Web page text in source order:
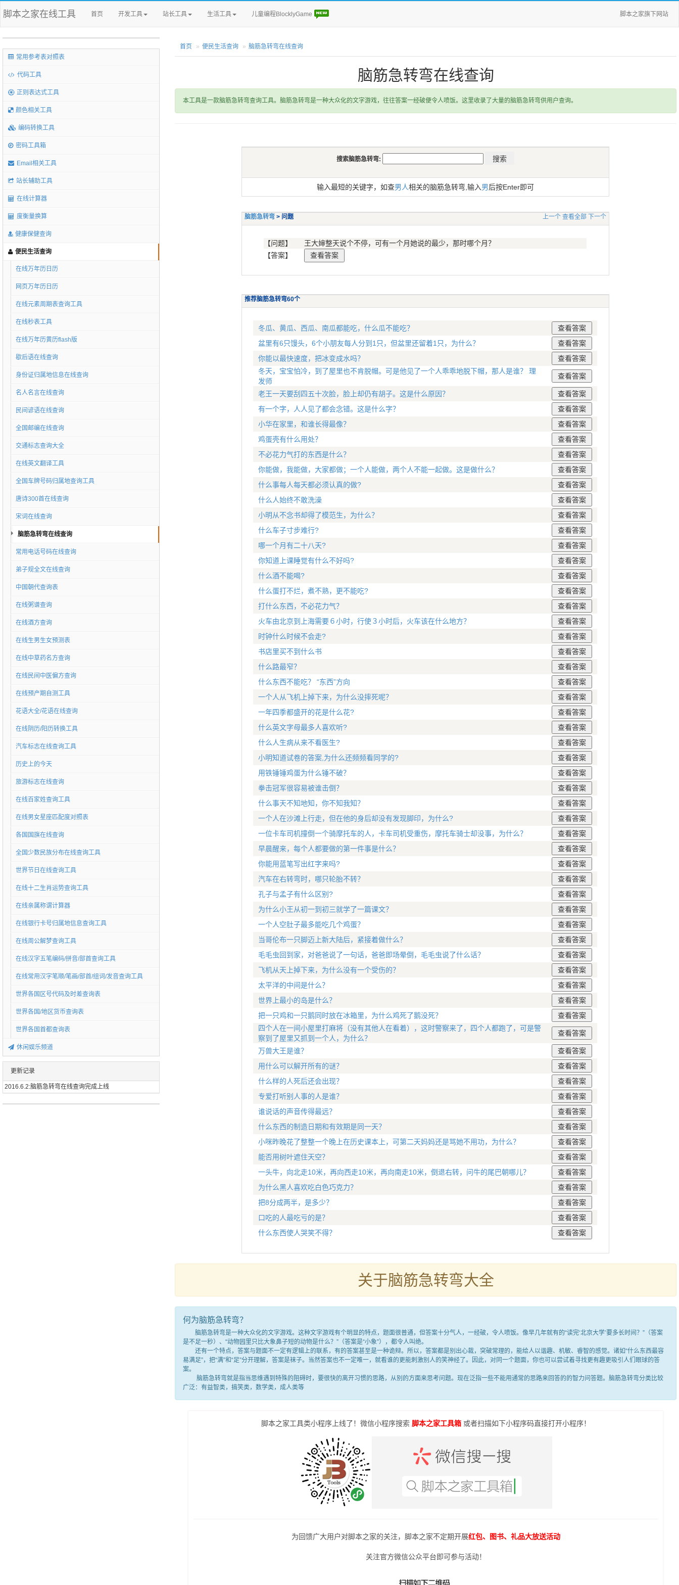
脚本之家在线工具 首页 开发工具 站长工具 生活工具 儿童编程BlocklyGame 脚本之家旗下网站
常用参考表对照表
代码工具
正则表达式工具
颜色相关工具
编码转换工具
密码工具箱
Email相关工具
站长辅助工具
在线计算器
度衡量换算
健康保健查询
便民生活查询
在线万年历日历
网页万年历日历
在线元素周期表查询工具
在线秒表工具
在线万年历黄历flash版
歇后语在线查询
身份证归属地信息在线查询
名人名言在线查询
民间谚语在线查询
全国邮编在线查询
交通标志查询大全
在线英文翻译工具
全国车牌号码归属地查询工具
唐诗300首在线查询
宋词在线查询
脑筋急转弯在线查询
常用电话号码在线查询
弟子规全文在线查询
中国朝代查询表
在线粥谱查询
在线酒方查询
在线生男生女预测表
在线中草药名方查询
在线民间中医偏方查询
在线预产期自测工具
花语大全/花语在线查询
在线阴历/阳历转换工具
汽车标志在线查询工具
历史上的今天
旅游标志在线查询
在线百家姓查询工具
在线男女星座匹配度对照表
各国国旗在线查询
全国少数民族分布在线查询工具
世界节日在线查询工具
在线十二生肖运势查询工具
在线亲属称谓计算器
在线银行卡号归属地信息查询工具
在线周公解梦查询工具
在线汉字五笔编码/拼音/部首查询工具
在线常用汉字笔顺/笔画/部首/组词/发音查询工具
世界各国区号代码及时差查询表
世界各国/地区货币查询表
世界各国首都查询表
休闲娱乐频道
更新记录
2016.6.2:脑筋急转弯在线查询完成上线
首页 便民生活查询 脑筋急转弯在线查询
脑筋急转弯在线查询
本工具是一款脑筋急转弯查询工具。脑筋急转弯是一种大众化的文字游戏，往往答案一经破便令人喷饭。这里收录了大量的脑筋急转弯供用户查询。
搜索脑筋急转弯:
输入最短的关键字，如查男人相关的脑筋急转弯,输入男后按Enter即可
脑筋急转弯> 问题 上一个 查看全部 下一个
【问题】
王大婶整天说个不停，可有一个月她说的最少，那时哪个月？
【答案】
推荐脑筋急转弯60个
冬瓜、黄瓜、西瓜、南瓜都能吃，什么瓜不能吃？
盆里有6只馒头，6个小朋友每人分到1只，但盆里还留着1只，为什么？
你能以最快速度，把冰变成水吗？
冬天，宝宝怕冷，到了屋里也不肯脱帽。可是他见了一个人乖乖地脱下帽，那人是谁？ 理
发师
老王一天要刮四五十次脸，脸上却仍有胡子。这是什么原因？
有一个字，人人见了都会念错。这是什么字？
小华在家里，和谁长得最像？
鸡蛋壳有什么用处？
不必花力气打的东西是什么？
你能做，我能做，大家都做；一个人能做，两个人不能一起做。这是做什么？
什么事每人每天都必须认真的做?
什么人始终不敢洗澡
小明从不念书却得了模范生，为什么？
什么车子寸步难行?
哪一个月有二十八天?
你知道上课睡觉有什么不好吗?
什么酒不能喝?
什么蛋打不烂，煮不熟，更不能吃?
打什么东西，不必花力气？
火车由北京到上海需要６小时，行使３小时后，火车该在什么地方？
时钟什么时候不会走?
书店里买不到什么书
什么路最窄？
什么东西不能吃？ “东西”方向
一个人从飞机上掉下来，为什么没摔死呢？
一年四季都盛开的花是什么花?
什么英文字母最多人喜欢听?
什么人生病从来不看医生?
小明知道试卷的答案,为什么还频频看同学的?
用铁锤锤鸡蛋为什么锤不破？
拳击冠军很容易被谁击倒？
什么事天不知地知，你不知我知？
一个人在沙滩上行走，但在他的身后却没有发现脚印，为什么?
一位卡车司机撞倒一个骑摩托车的人，卡车司机受重伤，摩托车骑士却没事，为什么？
早晨醒来，每个人都要做的第一件事是什么？
你能用蓝笔写出红字来吗?
汽车在右转弯时，哪只轮胎不转？
孔子与孟子有什么区别?
为什么小王从初一到初三就学了一篇课文？
一个人空肚子最多能吃几个鸡蛋？
当哥伦布一只脚迈上新大陆后，紧接着做什么？
毛毛虫回到家，对爸爸说了一句话，爸爸即场晕倒，毛毛虫说了什么话？
飞机从天上掉下来，为什么没有一个受伤的？
太平洋的中间是什么？
世界上最小的岛是什么？
把一只鸡和一只鹅同时放在冰箱里，为什么鸡死了鹅没死？
四个人在一间小屋里打麻将（没有其他人在看着），这时警察来了，四个人都跑了，可是警
察到了屋里又抓到一个人，为什么？
万兽大王是谁？
用什么可以解开所有的谜？
什么样的人死后还会出现？
专爱打听别人事的人是谁？
谁说话的声音传得最远？
什么东西的制造日期和有效期是同一天？
小咪昨晚花了整整一个晚上在历史课本上，可第二天妈妈还是骂她不用功，为什么？
能否用树叶遮住天空？
一头牛，向北走10米，再向西走10米，再向南走10米，倒退右转，问牛的尾巴朝哪儿？
为什么黑人喜欢吃白色巧克力？
把8分成两半，是多少？
口吃的人最吃亏的是？
什么东西使人哭笑不得？
关于脑筋急转弯大全
何为脑筋急转弯？
脑筋急转弯是一种大众化的文字游戏。这种文字游戏有个明显的特点，题面很普通，但答案十分气人，一经破，令人喷饭。像早几年就有的“读完‘北京大学’要多长时间？”（答案
是不足一秒）、“动物园里只比大象鼻子短的动物是什么？”（答案是“小象”），都令人叫绝。
还有一个特点，答案与题面不一定有逻辑上的联系，有的答案甚至是一种诡辩。所以，答案都是别出心裁，突破常理的，能给人以谐趣、机敏、睿智的感觉。诸如“什么东西最容
易满足”，把“满”和“足”分开理解，答案是袜子。当然答案也不一定唯一，就看谁的更能刺激别人的笑神经了。因此，对同一个题面，你也可以尝试着寻找更有趣更吸引人们眼球的答
案。
脑筋急转弯就是指当思维遇到特殊的阻碍时，要很快的离开习惯的思路，从别的方面来思考问题。现在泛指一些不能用通常的思路来回答的的智力问答题。脑筋急转弯分类比较
广泛：有益智类，搞笑类，数学类，成人类等
脚本之家工具类小程序上线了！微信小程序搜索 脚本之家工具箱或者扫描如下小程序码直接打开小程序！
为回馈广大用户对脚本之家的关注，脚本之家不定期开展红包、图书、礼品大放送活动
关注官方微信公众平台即可参与活动！